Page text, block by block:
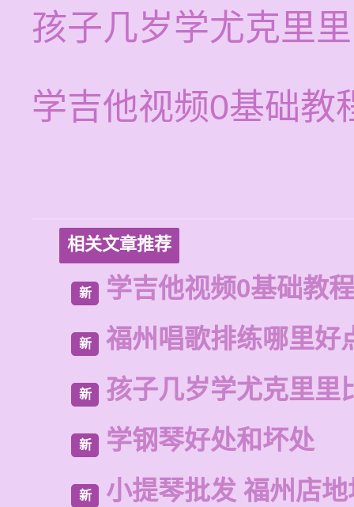
孩子几岁学尤克里
学吉他视频0基础教
相关文章推荐
新 学吉他视频0基础教程
新 福州唱歌排练哪里好
新 孩子几岁学尤克里里
新 学钢琴好处和坏处
新 小提琴批发 福州店地